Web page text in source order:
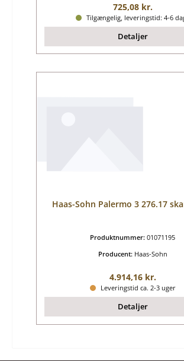
Almindelig pris:
725,08 kr.
Tilgængelig, leveringstid: 4-6
Detaljer
Haas-Sohn Palermo 3 276.17
Produktnummer: 01071195
Producent: Haas-Sohn
Almindelig pris:
4.914,16 kr.
Leveringstid ca. 2-3 uger
Detaljer